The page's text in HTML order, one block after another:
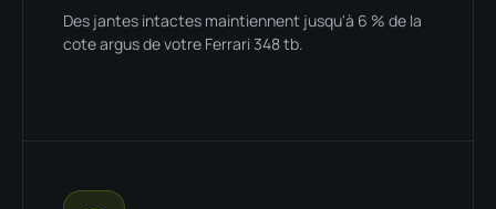
Des jantes intactes maintiennent jusqu'à 6 % de la
cote argus de votre Ferrari 348 tb.